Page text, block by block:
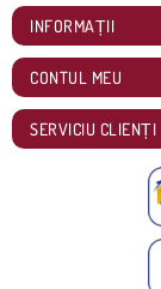
INFORMAȚII
CONTUL MEU
SERVICIU CLIENȚI